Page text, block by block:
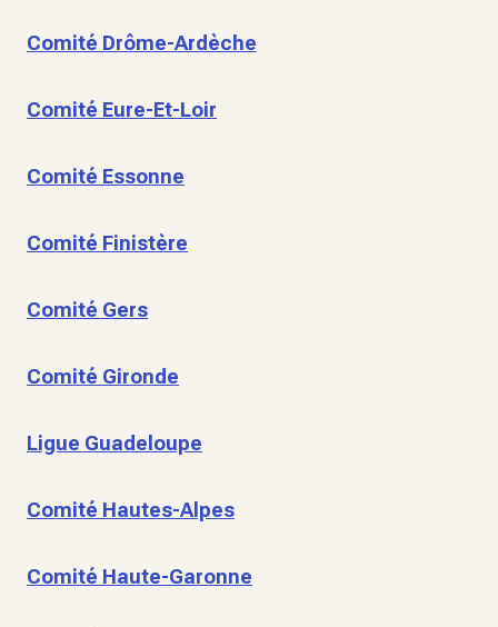
Comité Drôme-Ardèche
Comité Eure-Et-Loir
Comité Essonne
Comité Finistère
Comité Gers
Comité Gironde
Ligue Guadeloupe
Comité Hautes-Alpes
Comité Haute-Garonne